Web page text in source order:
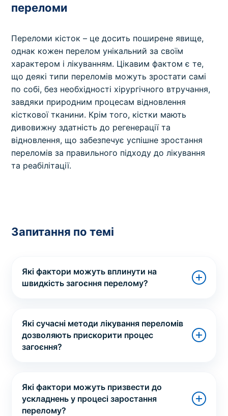
переломи
Переломи кісток – це досить поширене явище,
однак кожен перелом унікальний за своїм
характером і лікуванням. Цікавим фактом є те,
що деякі типи переломів можуть зростати самі
по собі, без необхідності хірургічного втручання,
завдяки природним процесам відновлення
кісткової тканини. Крім того, кістки мають
дивовижну здатність до регенерації та
відновлення, що забезпечує успішне зростання
переломів за правильного підходу до лікування
та реабілітації.
Запитання по темі
Які фактори можуть вплинути на
швидкість загоєння перелому?
Які сучасні методи лікування переломів
дозволяють прискорити процес
загоєння?
Які фактори можуть призвести до
ускладнень у процесі заростання
перелому?